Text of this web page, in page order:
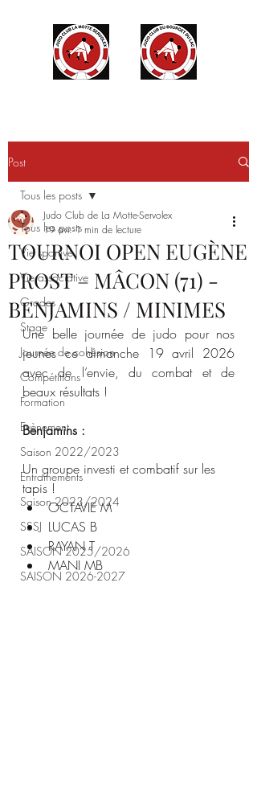
Post
Tous les posts
Vie sportive
Vie associative
Grades
Stage
Journée de cohésion
Compétitions
Formation
Evènement
Saison 2022/2023
Entrainements
Saison 2023/2024
SSSJ
SAISON 2025/2026
SAISON 2026-2027
Tous les posts
TOURNOI OPEN EUGÈNE
PROST – MÂCON (71) -
BENJAMINS / MINIMES
Judo Club de La Motte-Servolex
19 avr. 1 min de lecture
Une belle journée de judo pour nos
jeunes ce dimanche 19 avril 2026
avec de l’envie, du combat et de
beaux résultats !
Benjamins :
Un groupe investi et combatif sur les
tapis !
OCTAVIE M
LUCAS B
RAYAN T
MANI MB